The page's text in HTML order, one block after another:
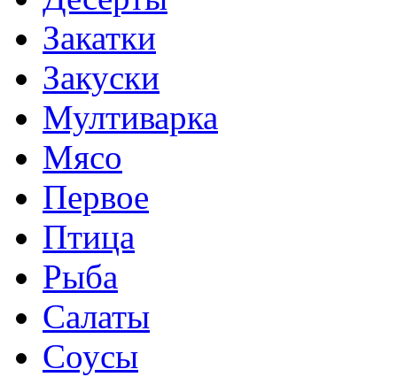
Закатки
Закуски
Мултиварка
Мясо
Первое
Птица
Рыба
Салаты
Соусы